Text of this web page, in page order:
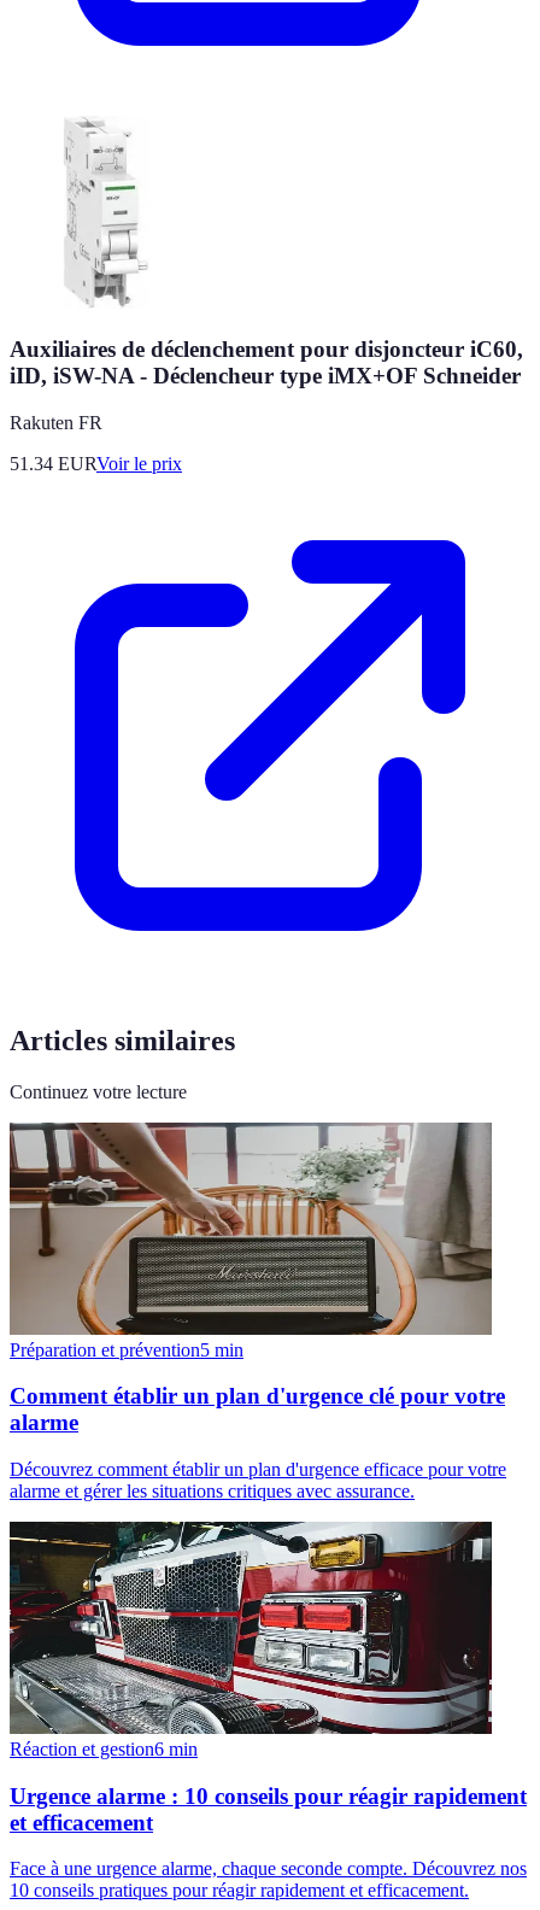
Auxiliaires de déclenchement pour disjoncteur iC60,
iID, iSW-NA - Déclencheur type iMX+OF Schneider
Rakuten FR
51.34 EURVoir le prix
Articles similaires
Continuez votre lecture
Préparation et prévention5 min
Comment établir un plan d'urgence clé pour votre
alarme
Découvrez comment établir un plan d'urgence efficace pour votre
alarme et gérer les situations critiques avec assurance.
Réaction et gestion6 min
Urgence alarme : 10 conseils pour réagir rapidement
et efficacement
Face à une urgence alarme, chaque seconde compte. Découvrez nos
10 conseils pratiques pour réagir rapidement et efficacement.